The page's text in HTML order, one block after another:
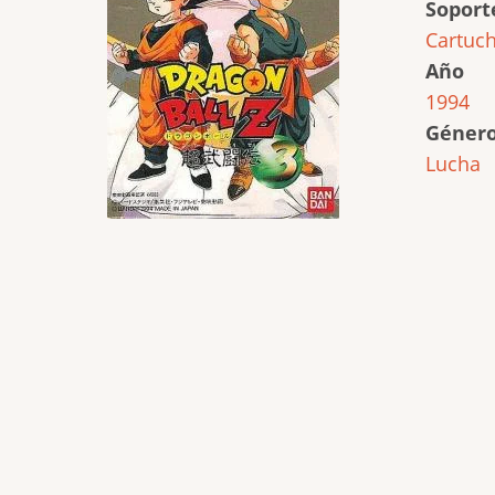
Año
1994
Lucha